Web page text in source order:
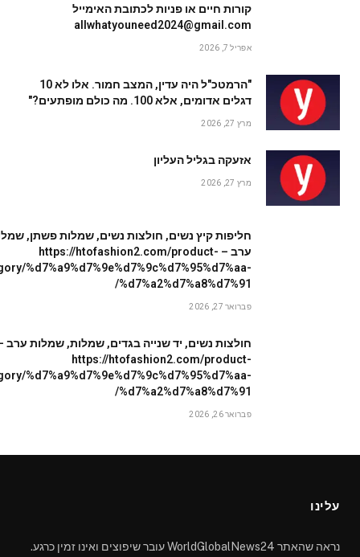
קורות חיים או פניות לכתובת האימייל
allwhatyouneed2024@gmail.com
אפריל 7, 2026
"הרמטכ"ל היה עדין, המצב חמור. אלו לא 10
דגלים אדומים, אלא 100. מה כולם מופתעים?"
מרץ 27, 2026
אזעקה בגליל העליון
מרץ 27, 2026
חליפות קיץ נשים, חולצות נשים, שמלות פשתן,
ערב – https://htofashion2.com/product-
%d7%a9%d7%9e%d7%9c%d7%95%d7%aa-
%d7%a2%d7%a8%d7%91/
פברואר 27, 2026
חולצות נשים, יד שנייה בגדים, שמלות, שמלות ערב
https://htofashion2.com/product-
%d7%a9%d7%9e%d7%9c%d7%95%d7%aa-
%d7%a2%d7%a8%d7%91/
פברואר 26, 2026
עלינו
נראה שהאתר WorldGlobalNews24 עובר שיפוצים ואינו זמין כרגע.